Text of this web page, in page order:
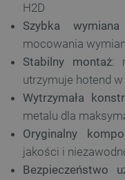
H2D
Szybka
mocowania
Stabilny montaż:
utrzymuje hotend
Wytrzymała
metalu dla
Oryginalny
jakości i
Bezpieczeństwo